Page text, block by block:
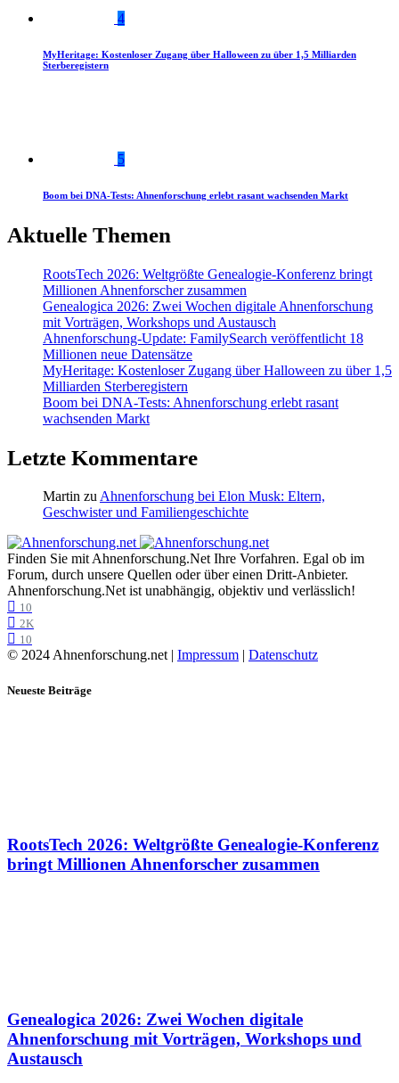
4
MyHeritage: Kostenloser Zugang über Halloween zu über 1,5 Milliarden
Sterberegistern
5
Boom bei DNA-Tests: Ahnenforschung erlebt rasant wachsenden Markt
Aktuelle Themen
RootsTech 2026: Weltgrößte Genealogie-Konferenz bringt
Millionen Ahnenforscher zusammen
Genealogica 2026: Zwei Wochen digitale Ahnenforschung
mit Vorträgen, Workshops und Austausch
Ahnenforschung-Update: FamilySearch veröffentlicht 18
Millionen neue Datensätze
MyHeritage: Kostenloser Zugang über Halloween zu über 1,5
Milliarden Sterberegistern
Boom bei DNA-Tests: Ahnenforschung erlebt rasant
wachsenden Markt
Letzte Kommentare
Martin zuAhnenforschung bei Elon Musk: Eltern,
Geschwister und Familiengeschichte
Finden Sie mit Ahnenforschung.Net Ihre Vorfahren. Egal ob im
Forum, durch unsere Quellen oder über einen Dritt-Anbieter.
Ahnenforschung.Net ist unabhängig, objektiv und verlässlich!
10
2K
10
© 2024 Ahnenforschung.net | Impressum | Datenschutz
Neueste Beiträge
RootsTech 2026: Weltgrößte Genealogie-Konferenz
bringt Millionen Ahnenforscher zusammen
Genealogica 2026: Zwei Wochen digitale
Ahnenforschung mit Vorträgen, Workshops und
Austausch